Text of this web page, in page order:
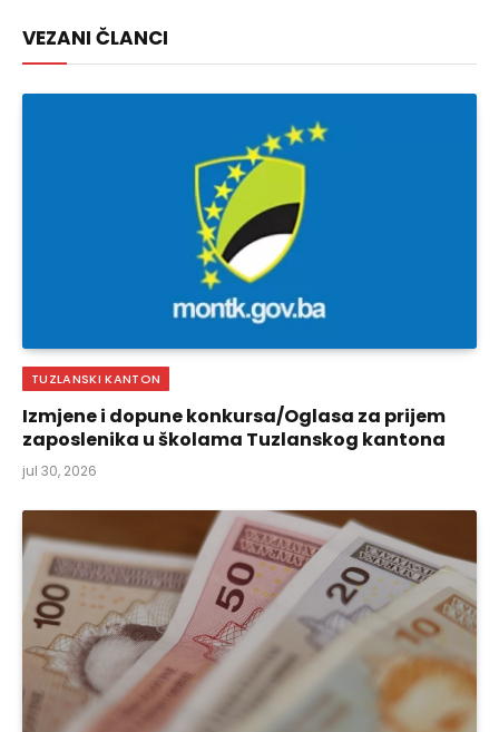
VEZANI ČLANCI
TUZLANSKI KANTON
Izmjene i dopune konkursa/Oglasa za prijem
zaposlenika u školama Tuzlanskog kantona
jul 30, 2026